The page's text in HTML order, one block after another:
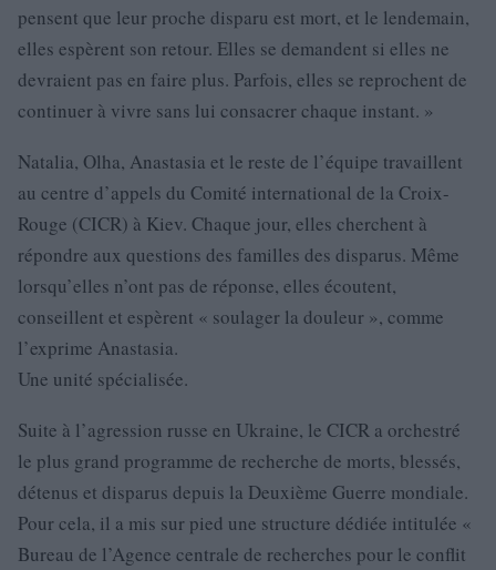
pensent que leur proche disparu est mort, et le lendemain,
elles espèrent son retour. Elles se demandent si elles ne
devraient pas en faire plus. Parfois, elles se reprochent de
continuer à vivre sans lui consacrer chaque instant. »
Natalia, Olha, Anastasia et le reste de l’équipe travaillent
au centre d’appels du Comité international de la Croix-
Rouge (CICR) à Kiev. Chaque jour, elles cherchent à
répondre aux questions des familles des disparus. Même
lorsqu’elles n’ont pas de réponse, elles écoutent,
conseillent et espèrent « soulager la douleur », comme
l’exprime Anastasia.
Une unité spécialisée.
Suite à l’agression russe en Ukraine, le CICR a orchestré
le plus grand programme de recherche de morts, blessés,
détenus et disparus depuis la Deuxième Guerre mondiale.
Pour cela, il a mis sur pied une structure dédiée intitulée «
Bureau de l’Agence centrale de recherches pour le conflit